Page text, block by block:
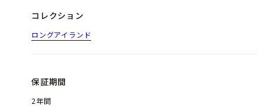
コレクション
ロングアイランド
保証期間
2年間